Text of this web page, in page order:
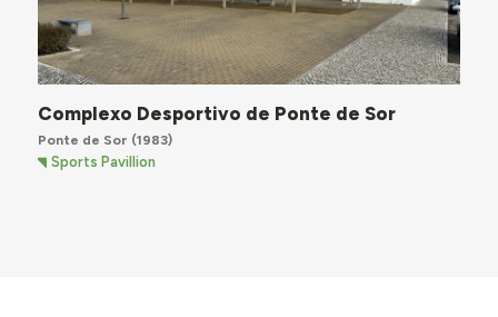
Complexo Desportivo de Ponte de Sor
Ponte de Sor (1983)
Sports Pavillion